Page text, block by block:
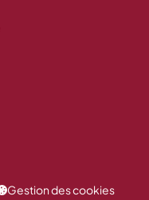
Gestion des cookies